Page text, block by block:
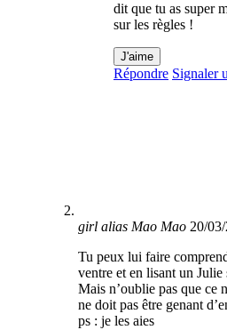
dit que tu as super
sur les règles !
J'aime
Répondre Signaler
girl alias Mao Mao 20/
Tu peux lui faire
ventre et en lisant un
Mais n’oublie pas que ce
ne doit pas être genant
ps : je les aies